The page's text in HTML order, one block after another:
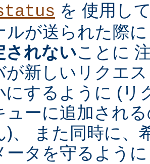
を 使用し
ルが送られた際
されないことに
が新しいリクエ
にするように (リ
ューに追加され
)、 また同時に、
ータを守るよう